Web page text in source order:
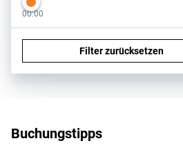
00:00
Filter zurücksetzen
Footer navigation
Buchungstipps